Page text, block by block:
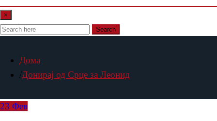
×
Search
Дома
Донирај од Срце за Леонид
23 Фев